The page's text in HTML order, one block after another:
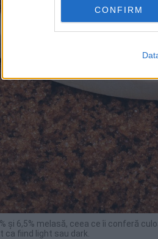
CONFIRM
și 6,5% melasă, ceea ce îi conferă
fiind light sau dark.